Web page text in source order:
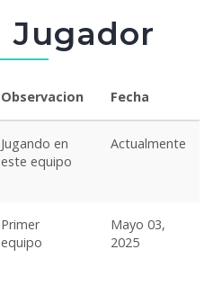
Jugador
Observacion Fecha
Jugando en
este equipo
Actualmente
Primer
equipo
Mayo 03,
2025